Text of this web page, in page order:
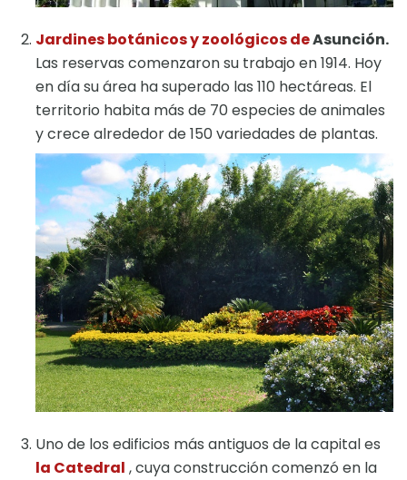
Jardines botánicos y zoológicos deAsunción.
Las reservas comenzaron su trabajo en 1914. Hoy
en día su área ha superado las 110 hectáreas. El
territorio habita más de 70 especies de animales
y crece alrededor de 150 variedades de plantas.
Uno de los edificios más antiguos de la capital es
la Catedral , cuya construcción comenzó en la